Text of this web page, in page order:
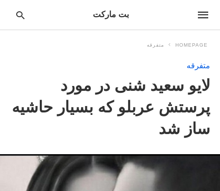
بت مارکت
HOMEPAGE متفرقه
متفرقه
لایو سعید شنی در مورد
پرستش عربلو که بسیار حاشیه
ساز شد